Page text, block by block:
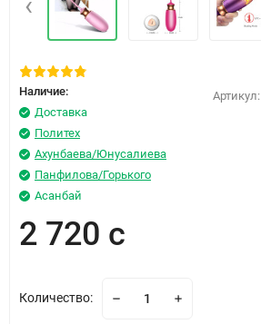
Наличие:
Доставка
Политех
Ахунбаева/Юнусалиева
Панфилова/Горького
Асанбай
Артикул:
2 720 с
Количество: